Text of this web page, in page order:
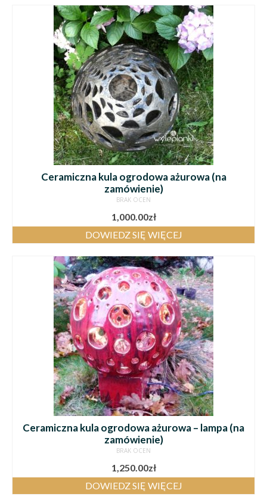
Ceramiczna kula ogrodowa ażurowa (na
zamówienie)
BRAK OCEN
1,000.00zł
DOWIEDZ SIĘ WIĘCEJ
Ceramiczna kula ogrodowa ażurowa – lampa (na
zamówienie)
BRAK OCEN
1,250.00zł
DOWIEDZ SIĘ WIĘCEJ